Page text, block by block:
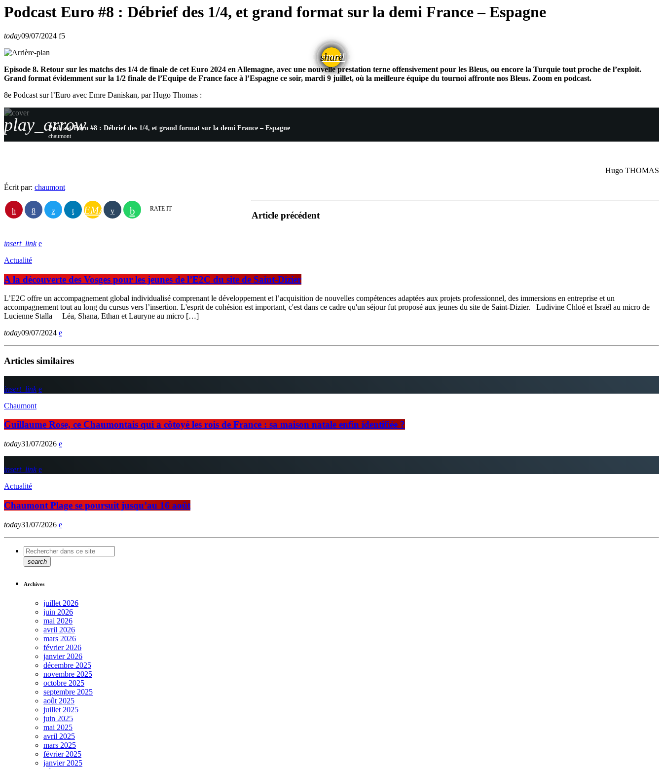
Podcast Euro #8 : Débrief des 1/4, et grand format sur la demi France – Espagne
today09/07/2024 5
share
email
Episode 8. Retour sur les matchs des 1/4 de finale de cet Euro 2024 en Allemagne, avec une nouvelle prestation terne offensivement pour les Bleus, ou encore la Turquie tout proche de l’exploit.
Grand format évidemment sur la 1/2 finale de l’Equipe de France face à l’Espagne ce soir, mardi 9 juillet, où la meilleure équipe du tournoi affronte nos Bleus. Zoom en podcast.
8e Podcast sur l’Euro avec Emre Daniskan, par Hugo Thomas :
play_arrowPodcast Euro #8 : Débrief des 1/4, et grand format sur la demi France – Espagne
chaumont
Hugo THOMAS
Écrit par: chaumont
EMAIL RATE IT
Article précédent
insert_link
Actualité
A la découverte des Vosges pour les jeunes de l’E2C du site de Saint-Dizier
L’E2C offre un accompagnement global individualisé comprenant le développement et l’acquisition de nouvelles compétences adaptées aux projets professionnel, des immersions en entreprise et un
accompagnement tout au long du cursus vers l’insertion. L'esprit de cohésion est important, c'est dans ce cadre qu'un séjour fut proposé aux jeunes du site de Saint-Dizier. Ludivine Chloé et Israël au micro de
Lucienne Stalla Léa, Shana, Ethan et Lauryne au micro […]
today09/07/2024
Articles similaires
insert_link
Chaumont
Guillaume Rose, ce Chaumontais qui a côtoyé les rois de France : sa maison natale enfin identifiée ?
today31/07/2026
insert_link
Actualité
Chaumont Plage se poursuit jusqu’au 16 août
today31/07/2026
search
Archives
juillet 2026
juin 2026
mai 2026
avril 2026
mars 2026
février 2026
janvier 2026
décembre 2025
novembre 2025
octobre 2025
septembre 2025
août 2025
juillet 2025
juin 2025
mai 2025
avril 2025
mars 2025
février 2025
janvier 2025